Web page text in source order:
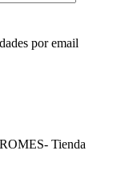
por email